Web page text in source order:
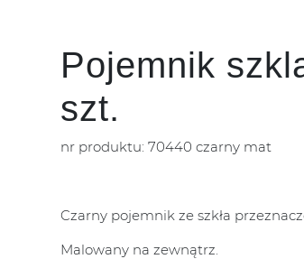
Pojemnik
szt.
nr produktu: 70440 czarny mat
Czarny pojemnik ze szkła
Malowany na zewnątrz.